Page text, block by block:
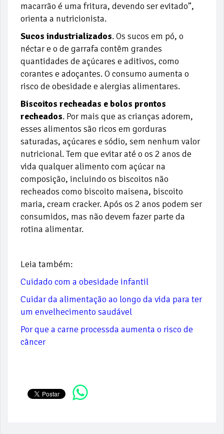
macarrão é uma fritura, devendo ser evitado”,
orienta a nutricionista.
Sucos industrializados. Os sucos em pó, o
néctar e o de garrafa contêm grandes
quantidades de açúcares e aditivos, como
corantes e adoçantes. O consumo aumenta o
risco de obesidade e alergias alimentares.
Biscoitos recheadas e bolos prontos
recheados. Por mais que as crianças adorem,
esses alimentos são ricos em gorduras
saturadas, açúcares e sódio, sem nenhum valor
nutricional. Tem que evitar até o os 2 anos de
vida qualquer alimento com açúcar na
composição, incluindo os biscoitos não
recheados como biscoito maisena, biscoito
maria, cream cracker. Após os 2 anos podem ser
consumidos, mas não devem fazer parte da
rotina alimentar.
Leia também:
Cuidado com a obesidade infantil
Cuidar da alimentação ao longo da vida para ter
um envelhecimento saudável
Por que a carne processda aumenta o risco de
câncer